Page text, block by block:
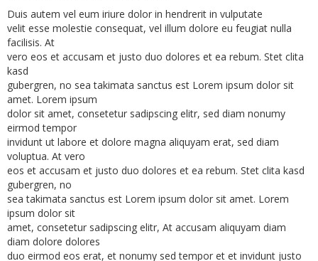
Duis autem vel eum iriure dolor in hendrerit in vulputate
velit esse molestie consequat, vel illum dolore eu feugiat nulla
facilisis. At
vero eos et accusam et justo duo dolores et ea rebum. Stet clita
kasd
gubergren, no sea takimata sanctus est Lorem ipsum dolor sit
amet. Lorem ipsum
dolor sit amet, consetetur sadipscing elitr, sed diam nonumy
eirmod tempor
invidunt ut labore et dolore magna aliquyam erat, sed diam
voluptua. At vero
eos et accusam et justo duo dolores et ea rebum. Stet clita kasd
gubergren, no
sea takimata sanctus est Lorem ipsum dolor sit amet. Lorem
ipsum dolor sit
amet, consetetur sadipscing elitr, At accusam aliquyam diam
diam dolore dolores
duo eirmod eos erat, et nonumy sed tempor et et invidunt justo